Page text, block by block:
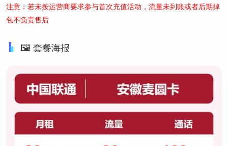
注意：若未按运营商要求参与首次充值活动，流量未到账或者后期掉
包不负责售后
🖼️ 套餐海报